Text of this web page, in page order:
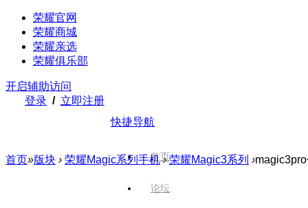
荣耀官网
荣耀商城
荣耀亲选
荣耀俱乐部
开启辅助访问
登录 / 立即注册
快捷导航
首页
论坛
首页»版块 › 荣耀Magic系列手机 › 荣耀Magic3系列 ›